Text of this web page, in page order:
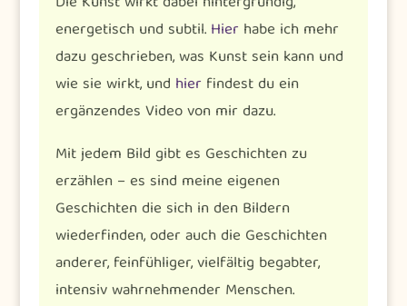
energetisch und subtil. Hier habe ich mehr
dazu geschrieben, was Kunst sein kann und
wie sie wirkt, und hier findest du ein
ergänzendes Video von mir dazu.
Mit jedem Bild gibt es Geschichten zu
erzählen – es sind meine eigenen
Geschichten die sich in den Bildern
wiederfinden, oder auch die Geschichten
anderer, feinfühliger, vielfältig begabter,
intensiv wahrnehmender Menschen.